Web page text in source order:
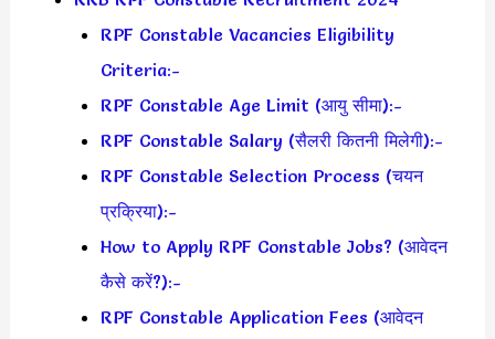
RPF Constable Vacancies Eligibility
Criteria:-
RPF Constable Age Limit (आयु सीमा):-
RPF Constable Salary (सैलरी कितनी मिलेगी):-
RPF Constable Selection Process (चयन
प्रक्रिया):-
How to Apply RPF Constable Jobs? (आवेदन
कैसे करें?):-
RPF Constable Application Fees (आवेदन